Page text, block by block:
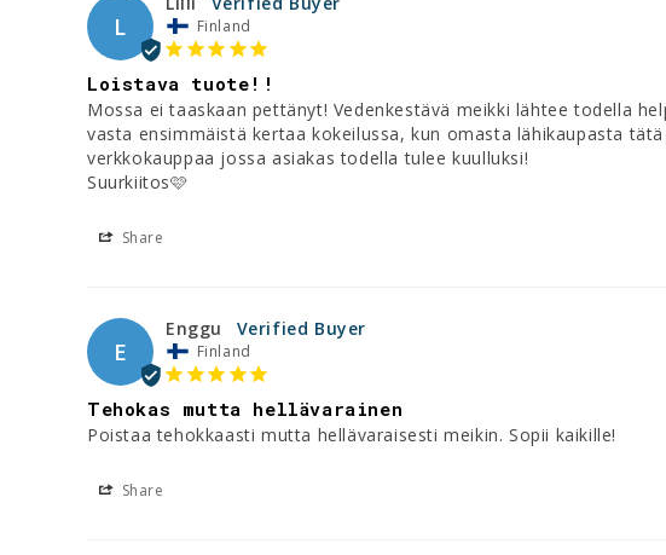
L Finland
Loistava tuote!!
Mossa ei taaskaan pettänyt! Vedenkestävä meikki lähtee todella
vasta ensimmäistä kertaa kokeilussa, kun omasta lähikaupasta
verkkokauppaa jossa asiakas todella tulee kuulluksi!
Suurkiitos🩷
Share
E
Enggu
Finland
Tehokas mutta hellävarainen
Poistaa tehokkaasti mutta hellävaraisesti meikin. Sopii kaikille!
Share